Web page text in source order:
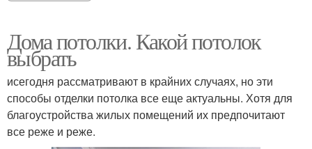
Дома потолки. Какой потолок
выбрать
исегодня рассматривают в крайних случаях, но эти
способы отделки потолка все еще актуальны. Хотя для
благоустройства жилых помещений их предпочитают
все реже и реже.